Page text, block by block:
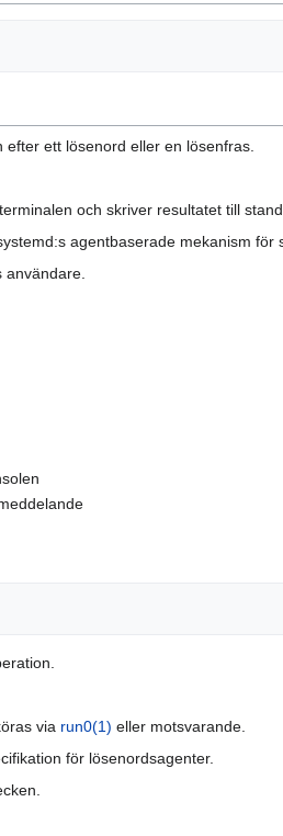
ett lösenord eller en lösenfras.
och skriver resultatet till
agentbaserade mekanism
användare.
via run0(1) eller motsvarande.
för lösenordsagenter.